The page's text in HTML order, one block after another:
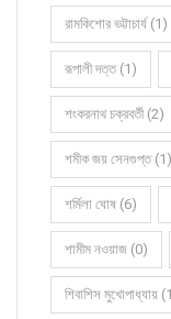
রামকিশোর ভট্টাচার্য (1)
রূপালী দত্ত (1)
শংকরনাথ চক্রবর্তী (2)
শমীক জয় সেনগুপ্ত (1)
শর্মিলা ঘোষ (6)
শামীম নওয়াজ (0)
শিবাশিস মুখোপাধ্যায়